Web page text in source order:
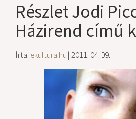
Részlet Jodi
Házirend című
Írta: ekultura.hu | 2011. 04. 09.